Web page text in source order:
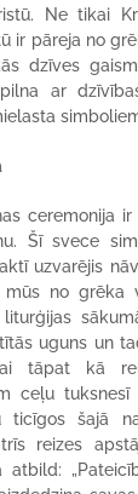
Ne tikai
ir pāreja no
dzīves
ar
ceremonija
Šī svece
uzvarējis
mūs no grēka
liturģijas
uguns un
tāpat kā
ceļu
ticīgos šajā
reizes
atbild: